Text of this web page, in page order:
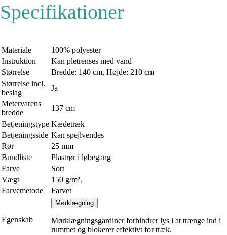
Specifikationer
Materiale
100% polyester
Instruktion
Kan pletrenses med vand
Størrelse
Bredde: 140 cm, Højde: 210 cm
Størrelse incl.
beslag
Ja
Metervarens
bredde
137 cm
Betjeningstype Kædetræk
Betjeningsside Kan spejlvendes
Rør
25 mm
Bundliste
Plastrør i løbegang
Farve
Sort
Vægt
150 g/m².
Farvemetode
Farvet
Egenskab
Mørklægning
Mørklægningsgardiner forhindrer lys i at trænge ind i
rummet og blokerer effektivt for træk.